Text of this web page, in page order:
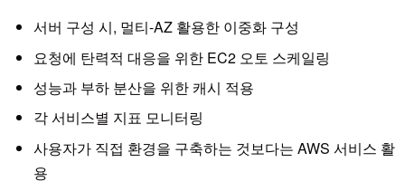
서버 구성 시, 멀티-AZ 활용한 이중화 구성
요청에 탄력적 대응을 위한 EC2 오토 스케일링
성능과 부하 분산을 위한 캐시 적용
각 서비스별 지표 모니터링
사용자가 직접 환경을 구축하는 것보다는 AWS 서비스 활
용